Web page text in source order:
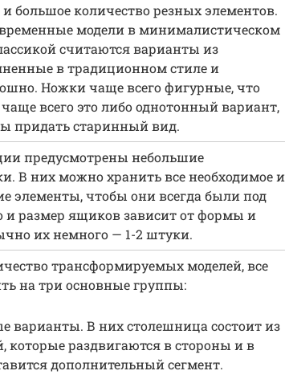
большое количество резных элементов.
модели в минималистическом
считаются варианты из
в традиционном стиле и
Ножки чаще всего фигурные, что
чаще всего это либо однотонный вариант,
придать старинный вид.
предусмотрены небольшие
В них можно хранить все необходимое и
элементы, чтобы они всегда были под
и размер ящиков зависит от формы и
их немного — 1-2 штуки.
трансформируемых моделей, все
на три основные группы:
варианты. В них столешница состоит из
которые раздвигаются в стороны и в
дополнительный сегмент.